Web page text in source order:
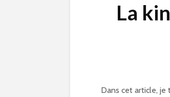
La
Dans cet article, je